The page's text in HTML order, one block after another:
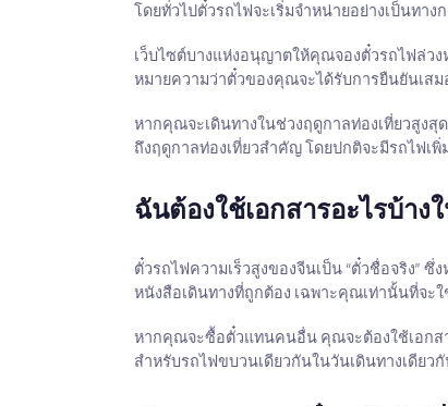
โดยทั่วไปตั๋วรถไฟจะเริ่มจำหน่ายอย่างเป็นท
เว็บไซต์บางแห่งอนุญาตให้คุณจองตั๋วรถไฟล่ว
หมายความว่าตั๋วของคุณจะได้รับการยืนยันเส
หากคุณจะเดินทางในช่วงฤดูกาลท่องเที่ยวสูง
ถึงฤดูกาลท่องเที่ยวสำคัญ โดยปกติจะมีรถไฟเ
ฉันต้องใช้เอกสารอะไรบ้าง
ตั๋วรถไฟความเร็วสูงของจีนเป็น “ตั๋วชื่อจริง”
หนังสือเดินทางที่ถูกต้อง เฉพาะคุณเท่านั้นที่จ
หากคุณจะซื้อตั๋วแทนคนอื่น คุณจะต้องใช้เอกส
สำหรับรถไฟขบวนเดียวกันในวันเดินทางเดียว